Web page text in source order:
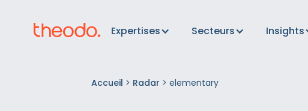
Expertises Secteurs Insights
Accueil > Radar > elementary